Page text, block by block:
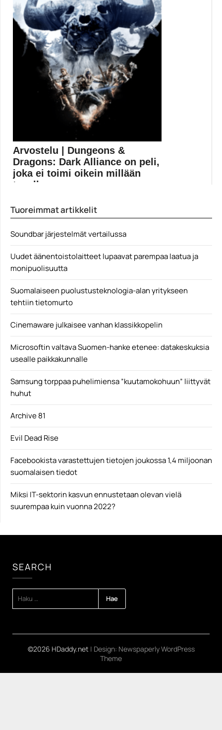
Arvostelu | Dungeons &
Dragons: Dark Alliance on peli,
joka ei toimi oikein millään
tasolla
tylsä...
Dungeons and Dragons
Tuoreimmat artikkelit
Soundbar järjestelmät vertailussa
Uudet äänentoistolaitteet lupaavat parempaa laatua ja
monipuolisuutta
Suomalaiseen puolustusteknologia-alan yritykseen
tehtiin tietomurto
Cinemaware julkaisee vanhan klassikkopelin
Microsoftin valtava Suomen-hanke etenee: datakeskuksia
usealle paikkakunnalle
Samsung torppaa puhelimiensa ”kuutamokohuun” liittyvät
huhut
Archive 81
Evil Dead Rise
Facebookista varastettujen tietojen joukossa 1,4 miljoonan
suomalaisen tiedot
Miksi IT-sektorin kasvun ennustetaan olevan vielä
suurempaa kuin vuonna 2022?
SEARCH
©2026 HDaddy.net | Design: Newspaperly WordPress
Theme